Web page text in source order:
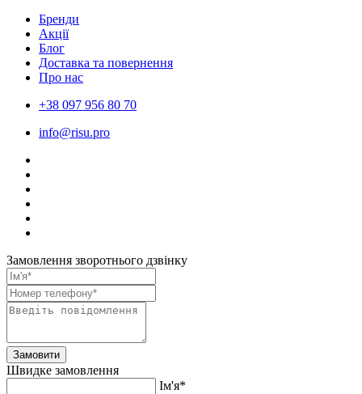
Бренди
Акції
Блог
Доставка та повернення
Про нас
+38 097 956 80 70
info@risu.pro
Замовлення зворотнього дзвінку
Замовити
Швидке замовлення
Ім'я*